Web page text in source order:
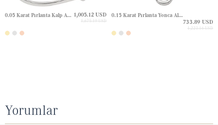
0.05 Karat Pırlanta Kalp Altın Kolye 1,005.12 USD
1,675.19 USD
0.15 Karat Pırlanta Yonca Altın Kolye
733.89 USD
1,223.16 USD
Yorumlar